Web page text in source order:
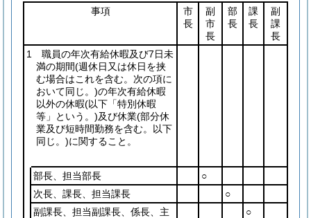
事項
市
長
副
市
長
部
長
課
長
副
課
長
1 職員の年次有給休暇及び7日未
満の期間(週休日又は休日を挟
む場合はこれを含む。次の項に
おいて同じ。)の年次有給休暇
以外の休暇(以下「特別休暇
等」という。)及び休業(部分休
業及び短時間勤務を含む。以下
同じ。)に関すること。
部長、担当部長
○
次長、課長、担当課長
○
副課長、担当副課長、係長、主
○